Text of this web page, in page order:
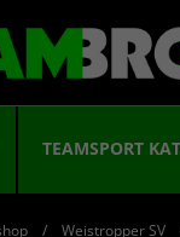
TEAMSPORT
Weistropper SV